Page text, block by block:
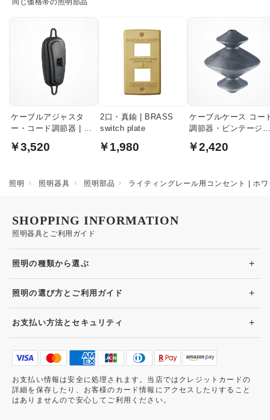
同じ価格帯の照明部品
ケーブルアジャスタ
ー・コード調節器 | ブ
￥3,520
2口・真鍮 | BRASS
switch plate
￥1,980
ケーブルケース コー
調節器・ビンテージ
￥2,420
照明 照明器具 照明部品 ライティングレール用コンセント | ホ
照明器具とご利用ガイド
SHOPPING INFORMATION
照明の種類から選ぶ +
照明の選び方とご利用ガイド +
お支払い方法とセキュリティ +
お支払い情報は安全に処理されます。当店ではクレジットカードの
詳細を保存したり、お客様のカード情報にアクセスしたりすること
はありませんので安心してご利用ください。